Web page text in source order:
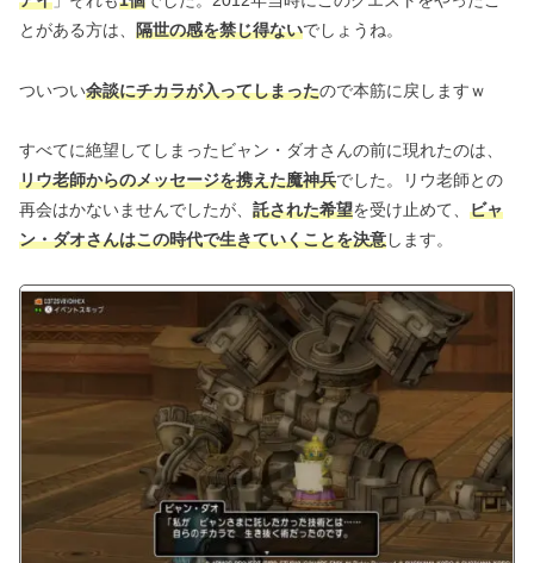
とがある方は、 隔世の感を禁じ得ないでしょうね。
ついつい余談にチカラが入ってしまったので本筋に戻しますｗ
すべてに絶望してしまったビャン・ダオさんの前に現れたのは、
リウ老師からのメッセージを携えた魔神兵でした。リウ老師との
再会はかないませんでしたが、 託された希望を受け止めて、 ビャ
ン・ダオさんはこの時代で生きていくことを決意します。